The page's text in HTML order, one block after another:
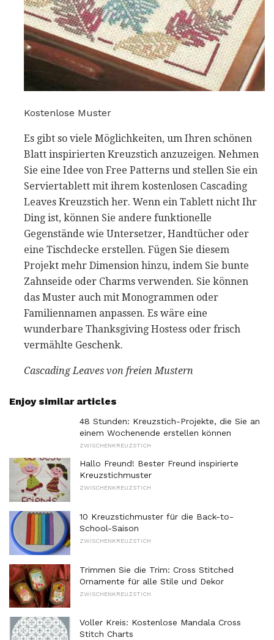
Kostenlose Muster
Es gibt so viele Möglichkeiten, um Ihren schönen
Blatt inspirierten Kreuzstich anzuzeigen. Nehmen
Sie eine Idee von Free Patterns und stellen Sie ein
Serviertablett mit ihrem kostenlosen Cascading
Leaves Kreuzstich her. Wenn ein Tablett nicht Ihr
Ding ist, können Sie andere funktionelle
Gegenstände wie Untersetzer, Handtücher oder
eine Tischdecke erstellen. Fügen Sie diesem
Projekt mehr Dimension hinzu, indem Sie bunte
Zahnseide oder Charms verwenden. Sie können
das Muster auch mit Monogrammen oder
Familiennamen anpassen. Es wäre eine
wunderbare Thanksgiving Hostess oder frisch
vermählte Geschenk.
Cascading Leaves von freien Mustern
Enjoy similar articles
48 Stunden: Kreuzstich-Projekte, die Sie an
einem Wochenende erstellen können
ZWISCHENKREUZSTICH
Hallo Freund! Bester Freund inspirierte
Kreuzstichmuster
ZWISCHENKREUZSTICH
10 Kreuzstichmuster für die Back-to-
School-Saison
ZWISCHENKREUZSTICH
Trimmen Sie die Trim: Cross Stitched
Ornamente für alle Stile und Dekor
ZWISCHENKREUZSTICH
Voller Kreis: Kostenlose Mandala Cross
Stitch Charts